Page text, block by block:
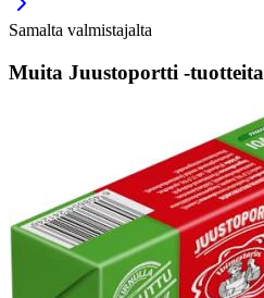
Samalta valmistajalta
Muita Juustoportti -tuotteita